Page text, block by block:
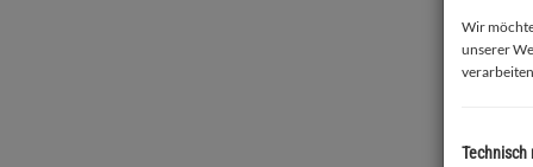
Wir
unserer
Technisch